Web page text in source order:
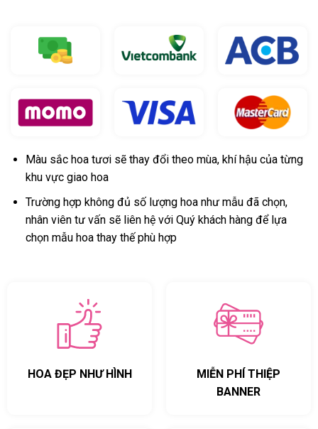
Màu sắc hoa tươi sẽ thay đổi theo mùa, khí hậu của từng
khu vực giao hoa
Trường hợp không đủ số lượng hoa như mẫu đã chọn,
nhân viên tư vấn sẽ liên hệ với Quý khách hàng để lựa
chọn mẫu hoa thay thế phù hợp
HOA ĐẸP NHƯ HÌNH
MIỄN PHÍ THIỆP
BANNER